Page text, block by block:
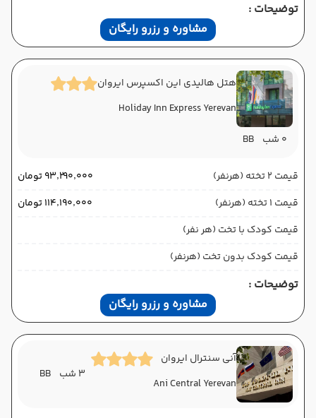
توضیحات :
مشاوره و رزرو رایگان
هتل هالیدی این اکسپرس ایروان
Holiday Inn Express Yerevan
0 شب
BB
قیمت 2 تخته (هرنفر)
۹۳٬۲۹۰٬۰۰۰ تومان
قیمت 1 تخته (هرنفر)
۱۱۴٬۱۹۰٬۰۰۰ تومان
قیمت کودک با تخت (هر نفر)
قیمت کودک بدون تخت (هرنفر)
توضیحات :
مشاوره و رزرو رایگان
آنی سنترال ایروان
Ani Central Yerevan
3 شب BB